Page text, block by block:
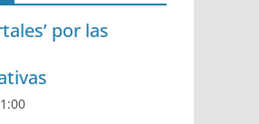
por las